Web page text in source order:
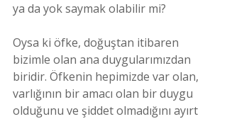
ya da yok saymak olabilir mi?
Oysa ki öfke, doğuştan itibaren
bizimle olan ana duygularımızdan
biridir. Öfkenin hepimizde var olan,
varlığının bir amacı olan bir duygu
olduğunu ve şiddet olmadığını ayırt